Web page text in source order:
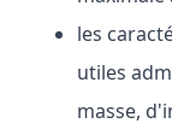
les
utiles
masse,